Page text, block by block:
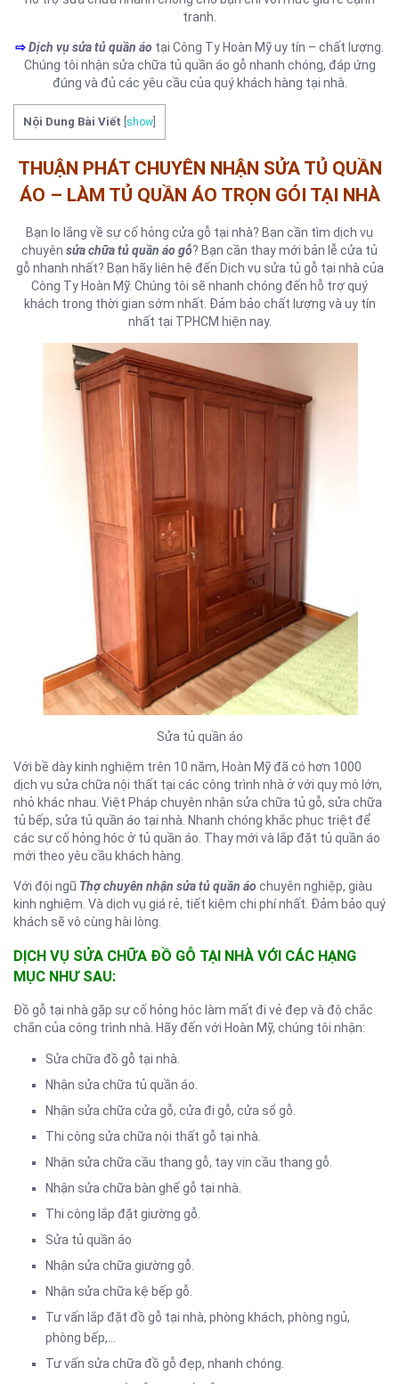
tranh.
⇨Dịch vụ sửa tủ quần áo tại Công Ty Hoàn Mỹ uy tín – chất lượng.
Chúng tôi nhận sửa chữa tủ quần áo gỗ nhanh chóng, đáp ứng
đúng và đủ các yêu cầu của quý khách hàng tại nhà.
Nội Dung Bài Viết show
THUẬN PHÁT CHUYÊN NHẬN SỬA TỦ QUẦN
ÁO – LÀM TỦ QUẦN ÁO TRỌN GÓI TẠI NHÀ
Bạn lo lắng về sự cố hỏng cửa gỗ tại nhà? Bạn cần tìm dịch vụ
chuyên sửa chữa tủ quần áo gỗ? Bạn cần thay mới bản lễ cửa tủ
gỗ nhanh nhất? Bạn hãy liên hệ đến Dịch vụ sửa tủ gỗ tại nhà của
Công Ty Hoàn Mỹ. Chúng tôi sẽ nhanh chóng đến hỗ trợ quý
khách trong thời gian sớm nhất. Đảm bảo chất lượng và uy tín
nhất tại TPHCM hiện nay.
Sửa tủ quần áo
Với bề dày kinh nghiệm trên 10 năm, Hoàn Mỹ đã có hơn 1000
dịch vụ sửa chữa nội thất tại các công trình nhà ở với quy mô lớn,
nhỏ khác nhau. Việt Pháp chuyên nhận sửa chữa tủ gỗ, sửa chữa
tủ bếp, sửa tủ quần áo tại nhà. Nhanh chóng khắc phục triệt để
các sự cố hỏng hóc ở tủ quần áo. Thay mới và lắp đặt tủ quần áo
mới theo yêu cầu khách hàng.
Với đội ngũ Thợ chuyên nhận sửa tủ quần áochuyên nghiệp, giàu
kinh nghiệm. Và dịch vụ giá rẻ, tiết kiệm chi phí nhất. Đảm bảo quý
khách sẽ vô cùng hài lòng.
DỊCH VỤ SỬA CHỮA ĐỒ GỖ TẠI NHÀ VỚI CÁC HẠNG
MỤC NHƯ SAU:
Đồ gỗ tại nhà gặp sự cố hỏng hóc làm mất đi vẻ đẹp và độ chắc
chắn của công trình nhà. Hãy đến với Hoàn Mỹ, chúng tôi nhận:
Sửa chữa đồ gỗ tại nhà.
Nhận sửa chữa tủ quần áo.
Nhận sửa chữa cửa gỗ, cửa đi gỗ, cửa sổ gỗ.
Thi công sửa chữa nội thất gỗ tại nhà.
Nhận sửa chữa cầu thang gỗ, tay vịn cầu thang gỗ.
Nhận sửa chữa bàn ghế gỗ tại nhà.
Thi công lắp đặt giường gỗ.
Sửa tủ quần áo
Nhận sửa chữa giường gỗ.
Nhận sửa chữa kệ bếp gỗ.
Tư vấn lắp đặt đồ gỗ tại nhà, phòng khách, phòng ngủ,
phòng bếp,…
Tư vấn sửa chữa đồ gỗ đẹp, nhanh chóng.